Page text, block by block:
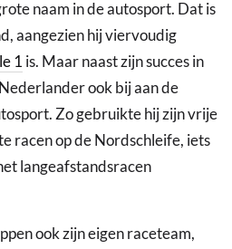
naam in de autosport. Dat is
aangezien hij viervoudig
1 is. Maar naast zijn succes in
ook bij aan de
Zo gebruikte hij zijn vrije
racen op de Nordschleife, iets
langeafstandsracen
ook zijn eigen raceteam,